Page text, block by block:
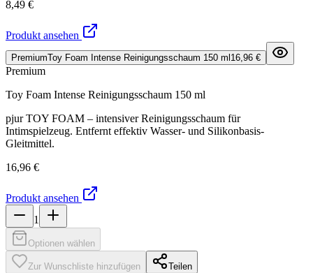
8,49 €
Produkt ansehen
PremiumToy Foam Intense Reinigungsschaum 150 ml 16,96 €
Premium
Toy Foam Intense Reinigungsschaum 150 ml
pjur TOY FOAM – intensiver Reinigungsschaum für
Intimspielzeug. Entfernt effektiv Wasser- und Silikonbasis-
Gleitmittel.
16,96 €
Produkt ansehen
1
Optionen wählen
Zur Wunschliste hinzufügen Teilen